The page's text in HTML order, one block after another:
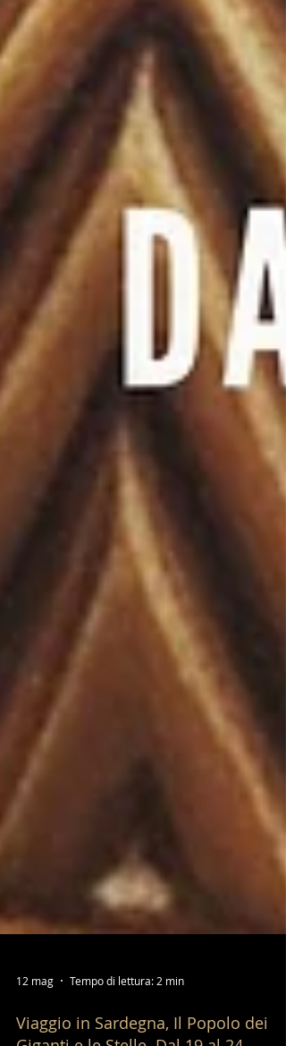
12 mag Tempo di lettura: 2 min